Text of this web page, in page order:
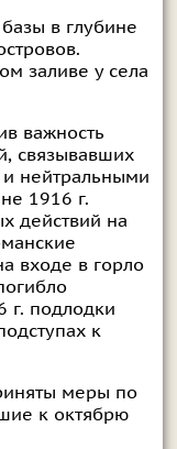
в глубине
заливе у села
важность
связывавших
нейтральными
1916 г.
действий на
входе в горло
г. подлодки
к
меры по
к октябрю